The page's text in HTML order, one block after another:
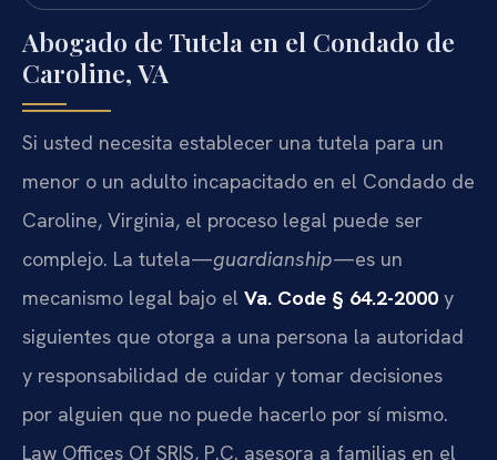
Abogado de Tutela en el Condado de
Caroline, VA
Si usted necesita establecer una tutela para un
menor o un adulto incapacitado en el Condado de
Caroline, Virginia, el proceso legal puede ser
complejo. La tutela—guardianship—es un
mecanismo legal bajo el Va. Code § 64.2-2000 y
siguientes que otorga a una persona la autoridad
y responsabilidad de cuidar y tomar decisiones
por alguien que no puede hacerlo por sí mismo.
Law Offices Of SRIS, P.C. asesora a familias en el